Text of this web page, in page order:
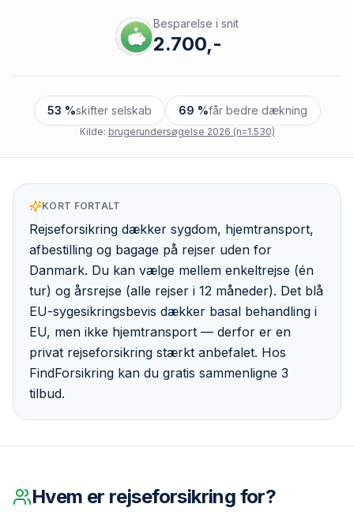
Besparelse i snit
2.700,-
53 %skifter selskab 69 %får bedre dækning
Kilde: brugerundersøgelse 2026 (n=1.530)
KORT FORTALT
Rejseforsikring dækker sygdom, hjemtransport,
afbestilling og bagage på rejser uden for
Danmark. Du kan vælge mellem enkeltrejse (én
tur) og årsrejse (alle rejser i 12 måneder). Det blå
EU-sygesikringsbevis dækker basal behandling i
EU, men ikke hjemtransport — derfor er en
privat rejseforsikring stærkt anbefalet. Hos
FindForsikring kan du gratis sammenligne 3
tilbud.
Hvem er rejseforsikring for?